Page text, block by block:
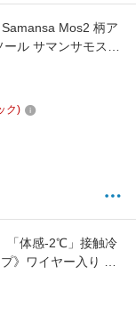
Samansa Mos2 柄ア
ル サマンサモスモ
ージュ ブラック ブ
ク)
「体感-2℃」接触冷
》ワイヤー入り ブ
ソール カップ付き
ク【tu-hacci】